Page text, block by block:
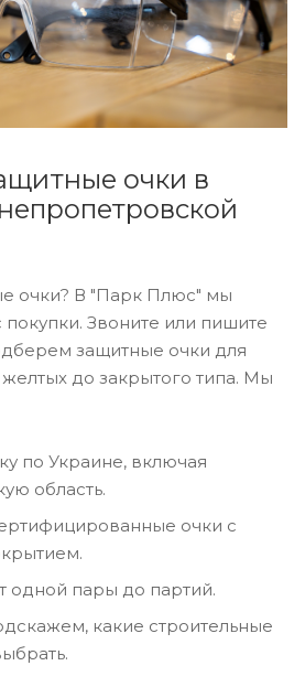
очки в
очки? В "Парк Плюс" мы
Звоните или пишите
защитные очки для
до закрытого типа. Мы
по Украине, включая
область.
очки с
одной пары до партий.
какие строительные